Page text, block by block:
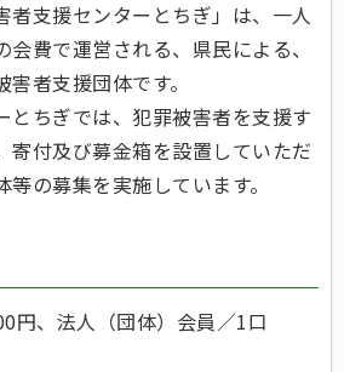
者支援センターとちぎ」は、一人
会費で運営される、県民による、
者支援団体です。
とちぎでは、犯罪被害者を支援す
寄付及び募金箱を設置していただ
の募集を実施しています。
円、法人（団体）会員／1口